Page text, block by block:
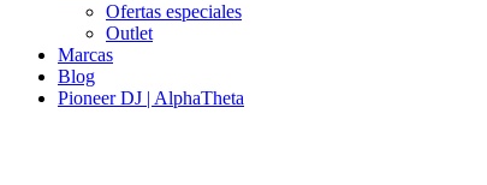
Ofertas especiales
Outlet
Marcas
Blog
Pioneer DJ | AlphaTheta